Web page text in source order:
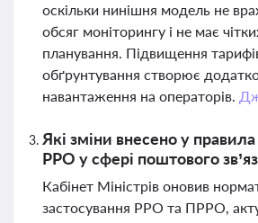
оскільки нинішня модель не
обсяг моніторингу і не має
планування. Підвищення
обґрунтування створює
навантаження на операторів.
Які зміни внесено у
РРО у сфері поштового
Кабінет Міністрів оновив
застосування РРО та ПРРО,